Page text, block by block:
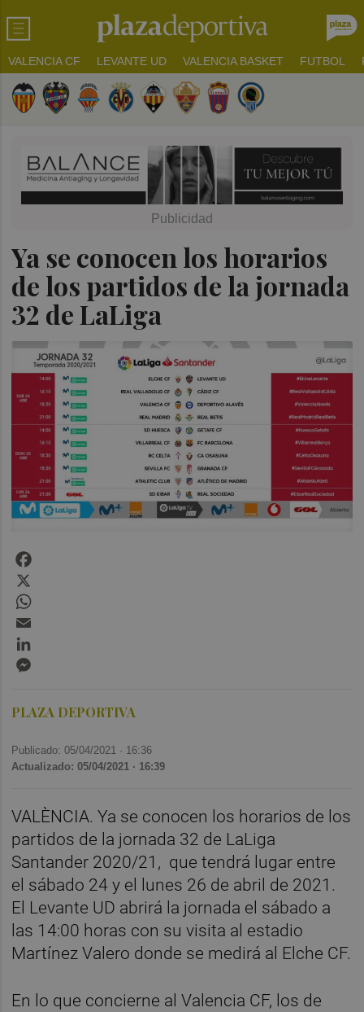
VALENCIA CF LEVANTE UD VALENCIA BASKET FUTBOL
Ya se conocen los horarios
de los partidos de la jornada
32 de LaLiga
PLAZA DEPORTIVA
Publicado: 05/04/2021 · 16:36
Actualizado: 05/04/2021 · 16:39
VALÈNCIA. Ya se conocen los horarios de los
partidos de la jornada 32 de LaLiga
Santander 2020/21, que tendrá lugar entre
el sábado 24 y el lunes 26 de abril de 2021.
El Levante UD abrirá la jornada el sábado a
las 14:00 horas con su visita al estadio
Martínez Valero donde se medirá al Elche CF.
En lo que concierne al Valencia CF, los de